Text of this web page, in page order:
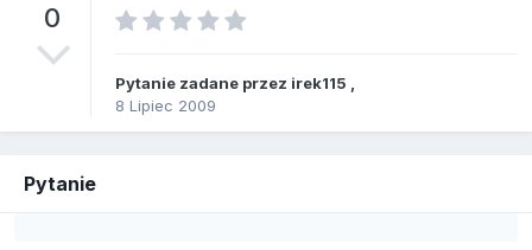
0
Pytanie zadane przez irek115
8 Lipiec 2009
Pytanie